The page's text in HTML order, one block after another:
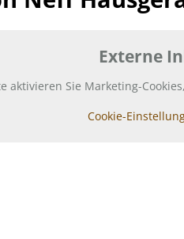
Externe
aktivieren Sie Marketing-
Cookie-